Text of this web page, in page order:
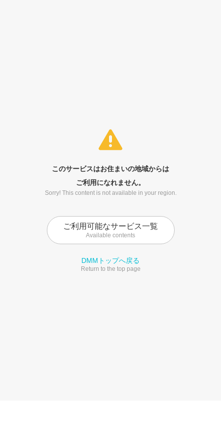
このサービスはお住まいの地域からは
ご利用になれません。
Sorry! This content is not available in your region.
ご利用可能なサービス一覧
Available contents
DMMトップへ戻る
Return to the top page